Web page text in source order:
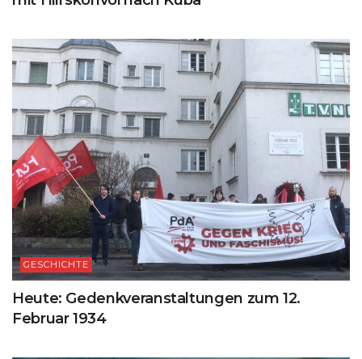
GESCHICHTE
Heute: Gedenkveranstaltungen zum 12.
Februar 1934